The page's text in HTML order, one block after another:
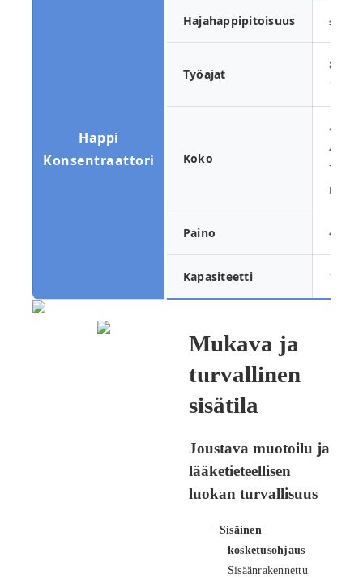
Happi
Konsentraattori
Hajahappipitoisuus ≤30%
Työajat
8000-
Koko
420 *
460 *
768
mm
Paino 43KG
Kapasiteetti 10L
Mukava ja
turvallinen
sisätila
Joustava muotoilu ja
lääketieteellisen
luokan turvallisuus
·
Sisäinen
kosketusohjaus
Sisäänrakennettu